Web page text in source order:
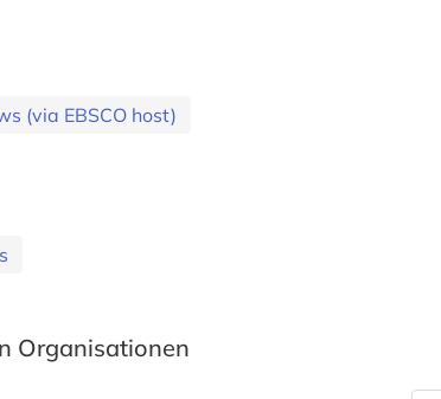
(via EBSCO host)
Organisationen